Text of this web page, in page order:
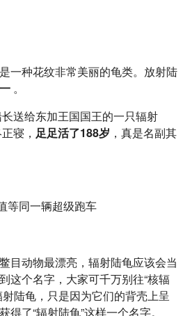
一种花纹非常美丽的龟类。放射陆
。
送给东加王国国王的一只辐射
寝， 足足活了188岁 ，真是名副其
目动物最漂亮，辐射陆龟应该会当
这个名字，大家可千万别往“核辐
陆龟，只是因为它们的背壳上呈
了“辐射陆龟”这样一个名字。